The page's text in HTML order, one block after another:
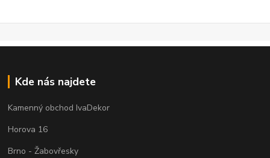
Kde nás najdete
Kamenný obchod IvaDekor
Horova 16
Brno - Žabovřesky